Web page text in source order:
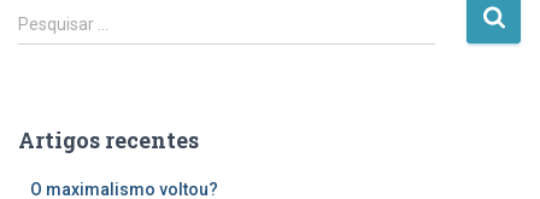
P
e
i
Pesquisar …
Artigos recentes
O maximalismo voltou?